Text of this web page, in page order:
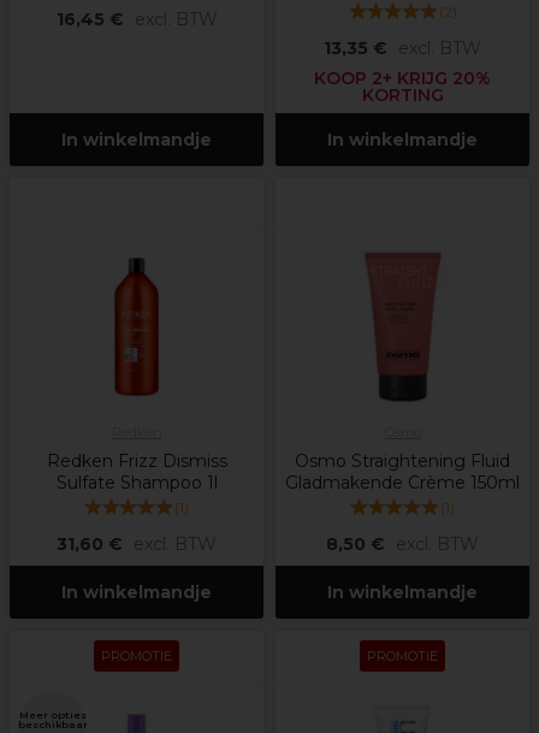
16,45 €
excl. BTW
In winkelmandje
(2)
13,35 €
excl. BTW
KOOP 2+ KRIJG 20%
KORTING
In winkelmandje
Redken Frizz Dismiss
Sulfate Shampoo 1l
(1)
31,60 € excl. BTW
In winkelmandje
Osmo Straightening Fluid
Gladmakende Crème 150ml
(1)
8,50 € excl. BTW
In winkelmandje
PROMOTIE
Meer opties
beschikbaar
PROMOTIE